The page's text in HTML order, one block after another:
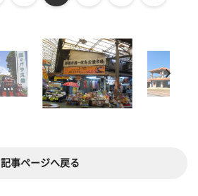
記事ページへ戻る